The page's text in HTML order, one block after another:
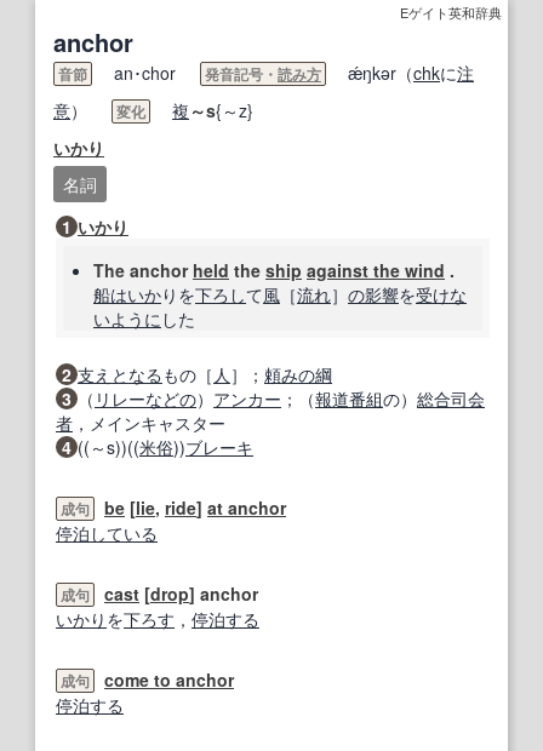
Eゲイト英和辞典
anchor
音節 an･chor 発音記号・ 読み方 ǽŋkər（chkに注
意） 変化 複 ～s{～z}
いかり
名詞
1 いかり
The anchor held the ship against the wind .
船はいかりを下ろして風 ［流れ］ の影響を受けな
いように した
2 支えとなる もの［ 人 ］； 頼みの綱
3
（ リレーなどの） アンカー ；（報道番組の） 総合司会
者 ，メインキャスター
4 ((～s))((米俗))ブレーキ
成句 be [lie, ride] at anchor
停泊 している
成句 cast [drop] anchor
いかり を下ろす ， 停泊する
成句
come to anchor
停泊する